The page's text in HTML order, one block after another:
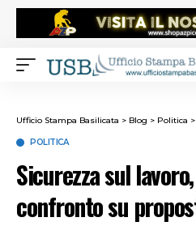
Ufficio Stampa Basilicata > Blog > Politica >
POLITICA
Sicurezza sul
confronto su